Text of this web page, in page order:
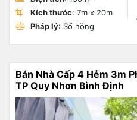
Kích thước: 7m x 20m
Pháp lý: Sổ hồng
Bán Nhà Cấp 4 Hẻm 3m
TP Quy Nhơn Bình Định